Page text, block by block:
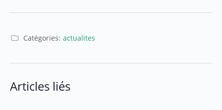
Catégories: actualites
Articles liés